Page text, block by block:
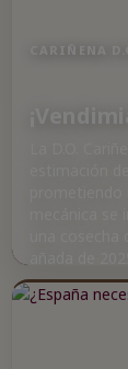
CARIÑENA
los detalles